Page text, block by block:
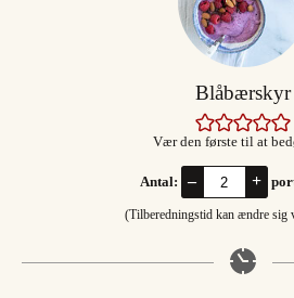
Blåbærskyr
Vær den første til at
Antal: – +
(Tilberedningstid kan ændre